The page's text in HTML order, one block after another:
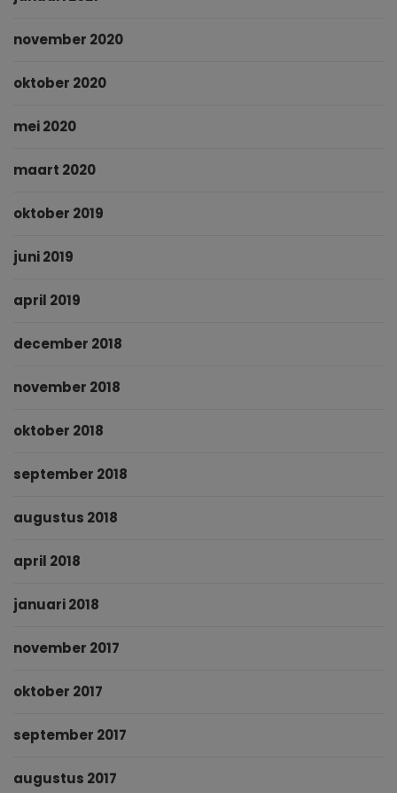
november 2020
oktober 2020
mei 2020
maart 2020
oktober 2019
juni 2019
april 2019
december 2018
november 2018
oktober 2018
september 2018
augustus 2018
april 2018
januari 2018
november 2017
oktober 2017
september 2017
augustus 2017